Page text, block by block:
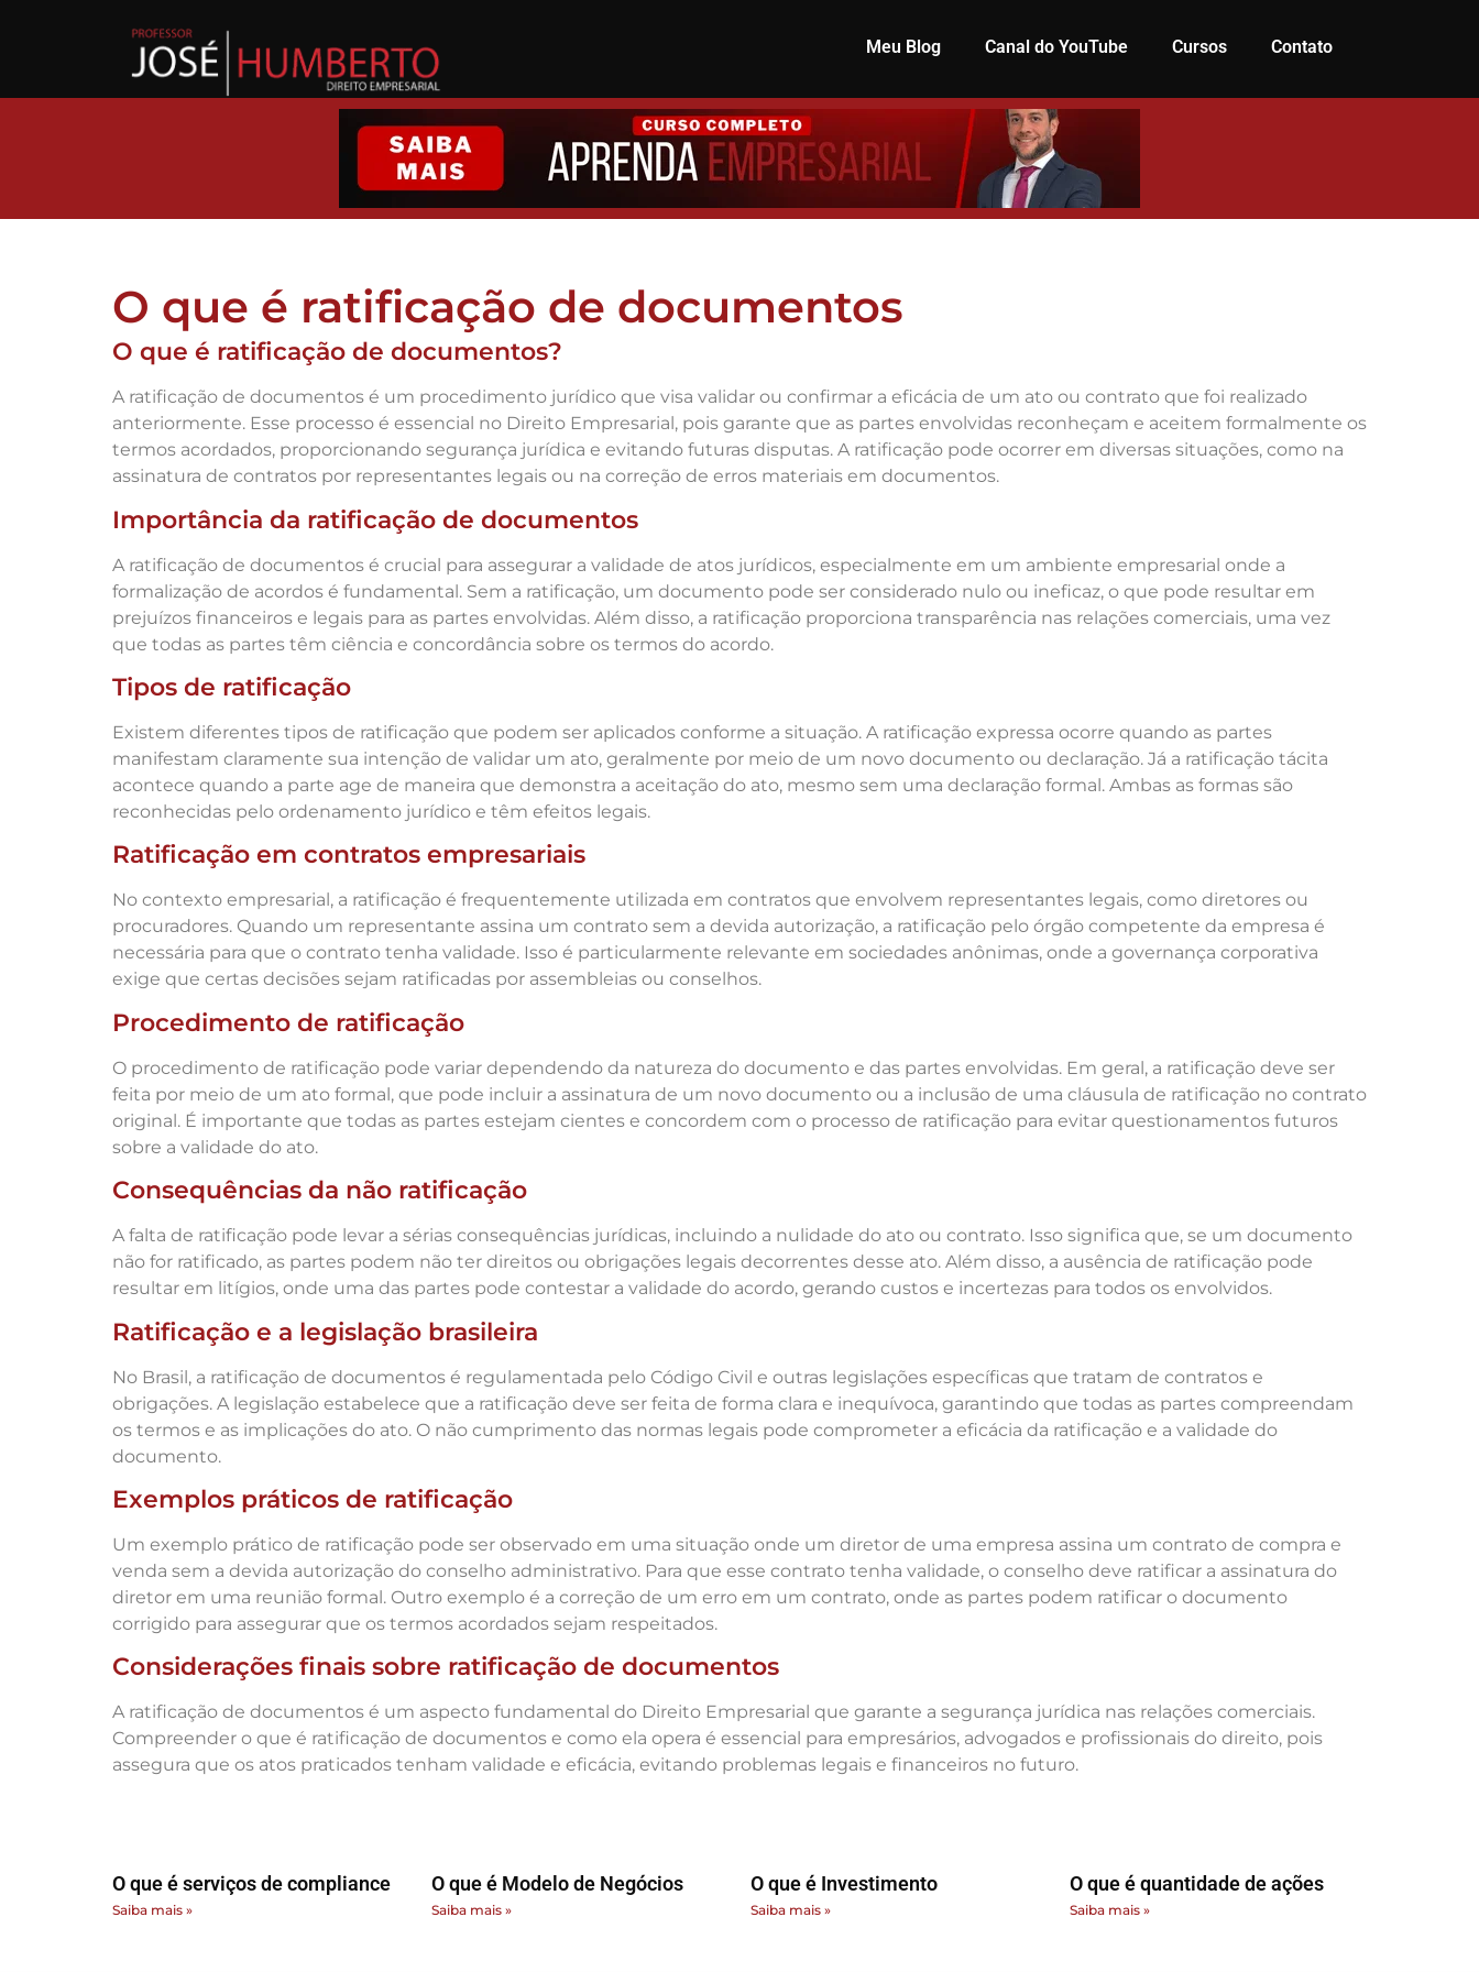
Meu Blog Canal do YouTube Cursos Contato
O que é ratificação de documentos
O que é ratificação de documentos?
A ratificação de documentos é um procedimento jurídico que visa validar ou confirmar a eficácia de um ato ou contrato que foi realizado
anteriormente. Esse processo é essencial no Direito Empresarial, pois garante que as partes envolvidas reconheçam e aceitem formalmente os
termos acordados, proporcionando segurança jurídica e evitando futuras disputas. A ratificação pode ocorrer em diversas situações, como na
assinatura de contratos por representantes legais ou na correção de erros materiais em documentos.
Importância da ratificação de documentos
A ratificação de documentos é crucial para assegurar a validade de atos jurídicos, especialmente em um ambiente empresarial onde a
formalização de acordos é fundamental. Sem a ratificação, um documento pode ser considerado nulo ou ineficaz, o que pode resultar em
prejuízos financeiros e legais para as partes envolvidas. Além disso, a ratificação proporciona transparência nas relações comerciais, uma vez
que todas as partes têm ciência e concordância sobre os termos do acordo.
Tipos de ratificação
Existem diferentes tipos de ratificação que podem ser aplicados conforme a situação. A ratificação expressa ocorre quando as partes
manifestam claramente sua intenção de validar um ato, geralmente por meio de um novo documento ou declaração. Já a ratificação tácita
acontece quando a parte age de maneira que demonstra a aceitação do ato, mesmo sem uma declaração formal. Ambas as formas são
reconhecidas pelo ordenamento jurídico e têm efeitos legais.
Ratificação em contratos empresariais
No contexto empresarial, a ratificação é frequentemente utilizada em contratos que envolvem representantes legais, como diretores ou
procuradores. Quando um representante assina um contrato sem a devida autorização, a ratificação pelo órgão competente da empresa é
necessária para que o contrato tenha validade. Isso é particularmente relevante em sociedades anônimas, onde a governança corporativa
exige que certas decisões sejam ratificadas por assembleias ou conselhos.
Procedimento de ratificação
O procedimento de ratificação pode variar dependendo da natureza do documento e das partes envolvidas. Em geral, a ratificação deve ser
feita por meio de um ato formal, que pode incluir a assinatura de um novo documento ou a inclusão de uma cláusula de ratificação no contrato
original. É importante que todas as partes estejam cientes e concordem com o processo de ratificação para evitar questionamentos futuros
sobre a validade do ato.
Consequências da não ratificação
A falta de ratificação pode levar a sérias consequências jurídicas, incluindo a nulidade do ato ou contrato. Isso significa que, se um documento
não for ratificado, as partes podem não ter direitos ou obrigações legais decorrentes desse ato. Além disso, a ausência de ratificação pode
resultar em litígios, onde uma das partes pode contestar a validade do acordo, gerando custos e incertezas para todos os envolvidos.
Ratificação e a legislação brasileira
No Brasil, a ratificação de documentos é regulamentada pelo Código Civil e outras legislações específicas que tratam de contratos e
obrigações. A legislação estabelece que a ratificação deve ser feita de forma clara e inequívoca, garantindo que todas as partes compreendam
os termos e as implicações do ato. O não cumprimento das normas legais pode comprometer a eficácia da ratificação e a validade do
documento.
Exemplos práticos de ratificação
Um exemplo prático de ratificação pode ser observado em uma situação onde um diretor de uma empresa assina um contrato de compra e
venda sem a devida autorização do conselho administrativo. Para que esse contrato tenha validade, o conselho deve ratificar a assinatura do
diretor em uma reunião formal. Outro exemplo é a correção de um erro em um contrato, onde as partes podem ratificar o documento
corrigido para assegurar que os termos acordados sejam respeitados.
Considerações finais sobre ratificação de documentos
A ratificação de documentos é um aspecto fundamental do Direito Empresarial que garante a segurança jurídica nas relações comerciais.
Compreender o que é ratificação de documentos e como ela opera é essencial para empresários, advogados e profissionais do direito, pois
assegura que os atos praticados tenham validade e eficácia, evitando problemas legais e financeiros no futuro.
O que é serviços de compliance
Saiba mais »
O que é Modelo de Negócios
Saiba mais »
O que é Investimento
Saiba mais »
O que é quantidade de ações
Saiba mais »